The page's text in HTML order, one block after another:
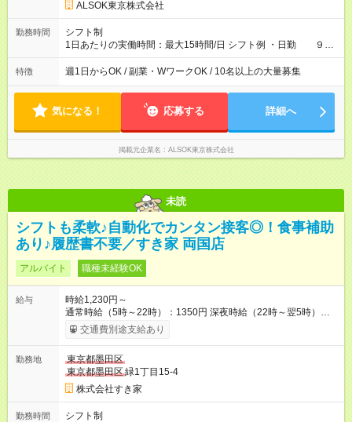
ALSOK東京株式会社
勤務時間
シフト制
1日あたりの実働時間：最大15時間/日 シフト例 ・日勤 ９：
００～１８：００（実働 ８時間、休憩１時間） ・夜勤 １
８：００～翌９：００（実働１２時間、休憩３時間） など。ご
する変形労働時間制です。 ※夜勤の場合は仮眠室やシャワーな
どの設備も完備 ※ロッカー、休憩室（冷蔵庫、レンジあり）
特徴 週1日からOK / 副業・WワークOK / 10名以上の大量募集
気になる！ 応募する 詳細へ
掲載元企業名 ALSOK東京株式会社
未読
シフトも柔軟♪自動化でカンタン接客◎！食事補助
あり♪履歴書不要／すき家 両国店
アルバイト 職種未経験OK
給与
時給1,230円～
通常時給（5時～22時）：1350円 深夜時給（22時～翌5時）：
1688円 高校生時給：1230円 【特別手当】早朝手当（5：00-9：
00）時給+150円 【試用期間】試用期間あり 試用期間の長さ：1
30日（※条件変更なし）ですが、切り上げで一ヶ月とさせてい
ただきます。 研修制度あり：15時間(研修中も同時給）
交通費別途支給あり
勤務地
東京都墨田区
東京都墨田区緑1丁目15-4
株式会社すき家
勤務時間
シフト制